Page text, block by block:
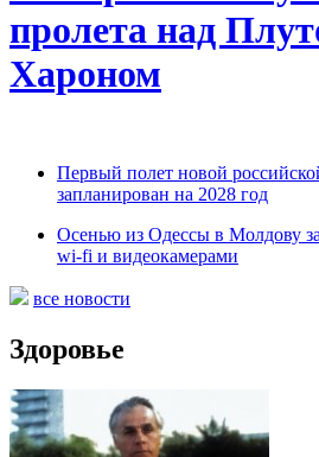
пролета над
Хароном
Первый полет новой
запланирован на 2028 год
Осенью из Одессы в Молдову
wi-fi и видеокамерами
все новости
Здоровье